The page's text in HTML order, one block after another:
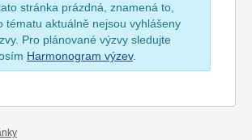
stránka prázdná, znamená to,
tématu aktuálně nejsou vyhlášeny
Pro plánované výzvy sledujte
Harmonogram výzev.